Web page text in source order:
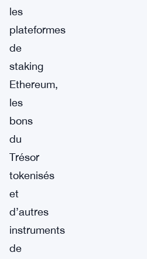
les
plateformes
de
staking
Ethereum,
les
bons
du
Trésor
tokenisés
et
d’autres
instruments
de